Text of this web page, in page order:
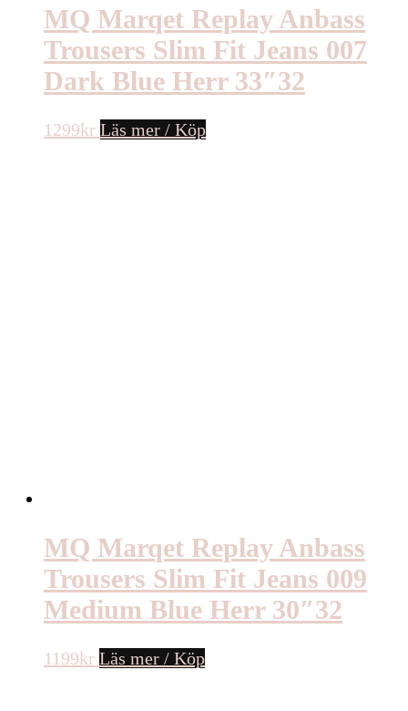
MQ Marqet Replay Anbass
Trousers Slim Fit Jeans 007
Dark Blue Herr 33″32
1299kr Läs mer / Köp
MQ Marqet Replay Anbass
Trousers Slim Fit Jeans 009
Medium Blue Herr 30″32
1199kr Läs mer / Köp